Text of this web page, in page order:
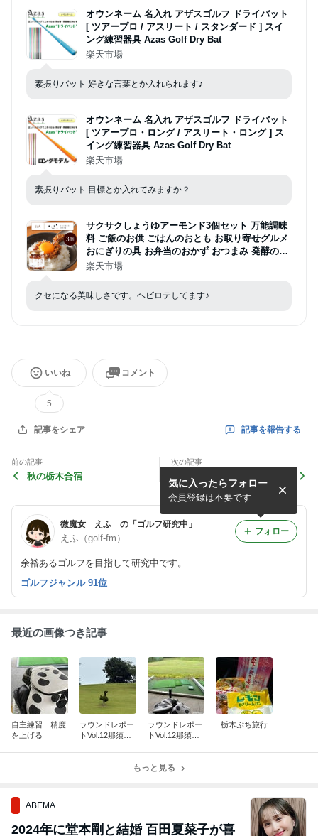
オウンネーム 名入れ アザスゴルフ ドライバット
[ ツアープロ / アスリート / スタンダード ] スイ
ング練習器具 Azas Golf Dry Bat
楽天市場
素振りバット 好きな言葉とか入れられます♪
オウンネーム 名入れ アザスゴルフ ドライバット
[ ツアープロ・ロング / アスリート・ロング ] ス
イング練習器具 Azas Golf Dry Bat
楽天市場
素振りバット 目標とか入れてみますか？
サクサクしょうゆアーモンド3個セット 万能調味
料 ご飯のお供 ごはんのおとも お取り寄せグルメ
おにぎりの具 お弁当のおかず おつまみ 発酵のち
からシリーズ フリーズドライの醤油 ローストア
ガーリック パンのお供
楽天市場
クセになる美味しさです。ヘビロテしてます♪
いいね
5
コメント
記事をシェア 記事を報告する
前の記事
秋の栃木合宿
次の記事
微魔女 えふ の「ゴルフ研究中」
えふ（golf-fm）
余裕あるゴルフを目指して研究中です。
気に入ったらフォロー
会員登録は不要です
フォロー
ゴルフジャンル 91位
最近の画像つき記事
自主練習 精度
を上げる
ラウンドレポー
トVol.12那須小
ラウンドレポー
トVol.12那須小
栃木ぷち旅行
もっと見る
ABEMA
2024年に堂本剛と結婚 百田夏菜子が喜